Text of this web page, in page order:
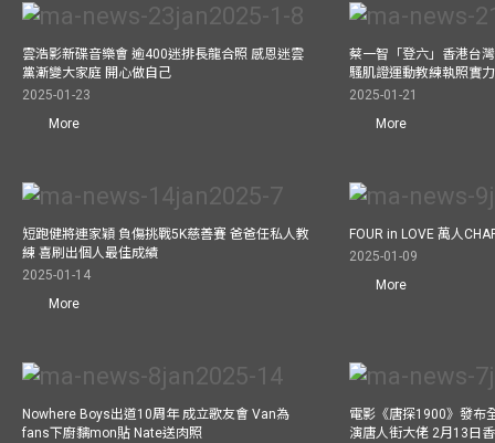
雲浩影新碟音樂會 逾400迷排長龍合照 感恩迷雲
黨漸變大家庭 開心做自己
2025-01-23
More
蔡一智「登六」香港台
騷肌證運動教練執照實
2025-01-21
More
短跑健將連家穎 負傷挑戰5K慈善賽 爸爸任私人教
練 喜刷出個人最佳成績
2025-01-14
More
FOUR in LOVE 萬人
2025-01-09
More
Nowhere Boys出道10周年 成立歌友會 Van為
fans下廚黐mon貼 Nate送肉照
電影《唐探1900》發布
演唐人街大佬 2月13日